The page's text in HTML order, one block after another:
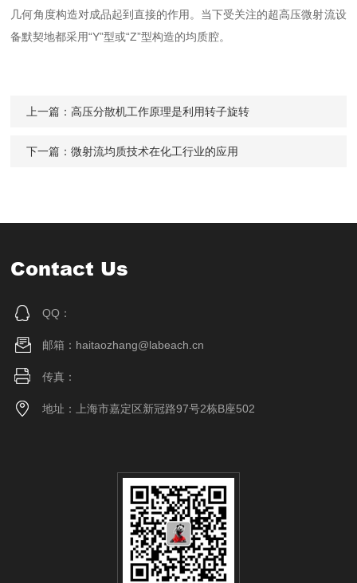
几何角度构造对成品起到直接的作用。当下受关注的超高压微射流设
备默契地都采用“Y”型或“Z”型构造的均质腔。
上一篇：高压分散机工作原理是利用转子旋转
下一篇：微射流均质技术在化工行业的应用
Contact Us
QQ：
邮箱：haitaozhang@labeach.cn
传真：
地址：上海市嘉定区新冠路97号2栋B座502